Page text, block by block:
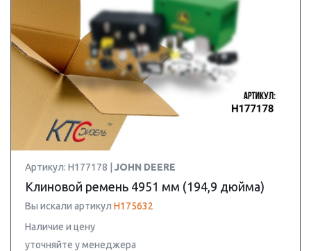
Артикул: H177178 | JOHN DEERE
Клиновой ремень 4951 мм (194,9 дюйма)
Вы искали артикул H175632
Наличие и цену
уточняйте у менеджера